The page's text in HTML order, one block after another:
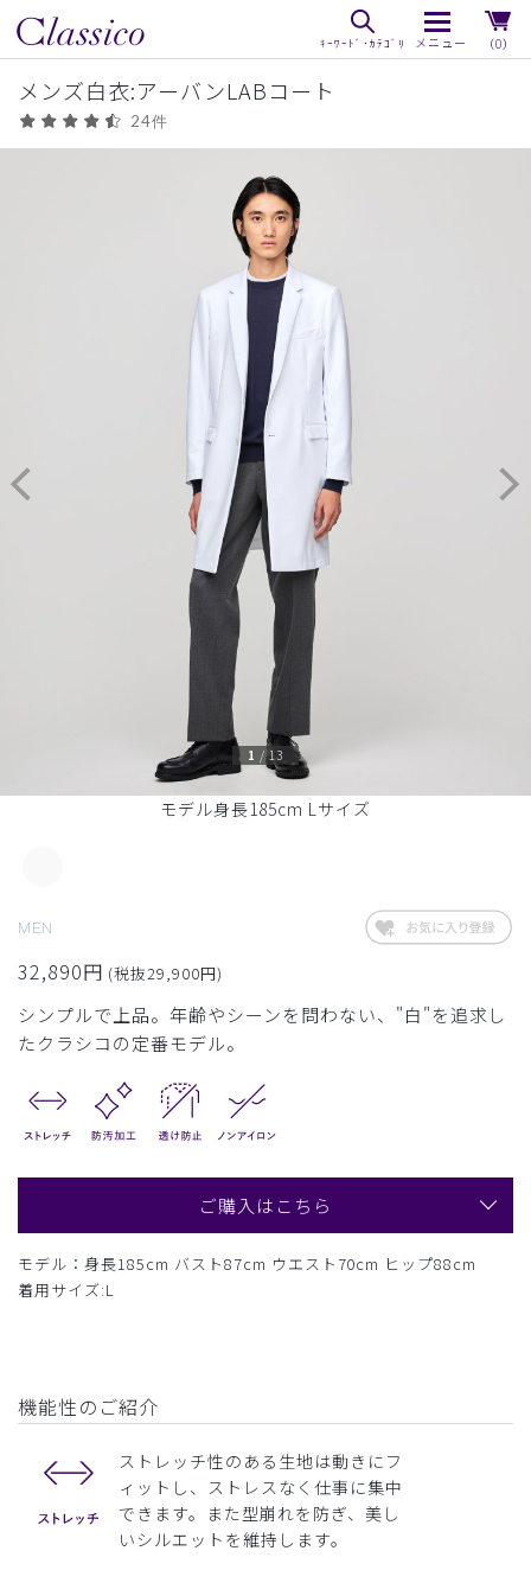
（0）
メンズ白衣:アーバンLABコート
24件
モデル身長185cm Lサイズ
1 /13
MEN
32,890円 (税抜29,900円)
シンプルで上品。年齢やシーンを問わない、"白"を追求し
たクラシコの定番モデル。
ご購入はこちら
モデル：身長185cm バスト87cm ウエスト70cm ヒップ88cm
着用サイズ:L
機能性のご紹介
ストレッチ性のある生地は動きにフ
ィットし、ストレスなく仕事に集中
できます。また型崩れを防ぎ、美し
いシルエットを維持します。